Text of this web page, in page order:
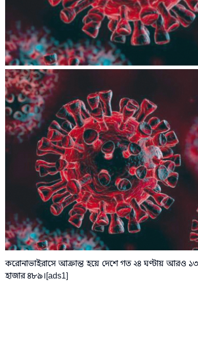
করোনাভাইরাসে আক্রান্ত হয়ে দেশে গত ২৪ ঘণ্টায় আরও
হাজার ৪৮৯।[ads1]